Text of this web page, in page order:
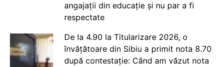
angajații din educație și nu par a fi
respectate
De la 4.90 la Titularizare 2026, o
învățătoare din Sibiu a primit nota 8.70
după contestație: Când am văzut nota